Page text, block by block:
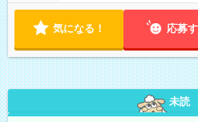
気になる！ 応募
未読